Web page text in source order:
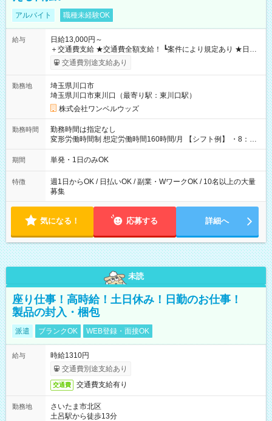
アルバイト 職種未経験OK
給与
日給13,000円～
＋交通費支給 ★交通費全額支給！ ┗案件により規定あり ★日払
いOK！（規定あり） ┗働いたその日に現金GET♪ お仕事後はコ
ンビニATMから 日払い分を引き落とせます！ 【試用期間】試
交通費別途支給あり
勤務地
埼玉県川口市
埼玉県川口市東川口（最寄り駅：東川口駅）
株式会社ワンベルウッズ
勤務時間
勤務時間は指定なし
変形労働時間制 想定労働時間160時間/月 【シフト例】 ・8：00
～21：00
期間 単発・1日のみOK
特徴
週1日からOK / 日払いOK / 副業・WワークOK / 10名以上の大量
募集
気になる！ 応募する 詳細へ
未読
座り仕事！高時給！土日休み！日勤のお仕事！
製品の封入・梱包
派遣 ブランクOK WEB登録・面接OK
給与
時給1310円
交通費別途支給あり
交通費 交通費支給有り
勤務地
さいたま市北区
土呂駅から徒歩13分